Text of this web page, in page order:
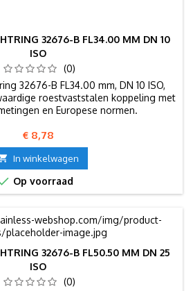
32676-B FL34.00 MM DN 10
ISO
(0)
32676-B FL34.00 mm, DN 10 ISO,
roestvaststalen koppeling met
en Europese normen.
Prijs
€ 8,78
In winkelwagen
Op voorraad
32676-B FL50.50 MM DN 25
ISO
(0)